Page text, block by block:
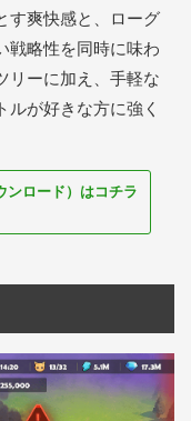
す爽快感と、ローグ
戦略性を同時に味わ
リーに加え、手軽な
ルが好きな方に強く
ンロード）はコチラ